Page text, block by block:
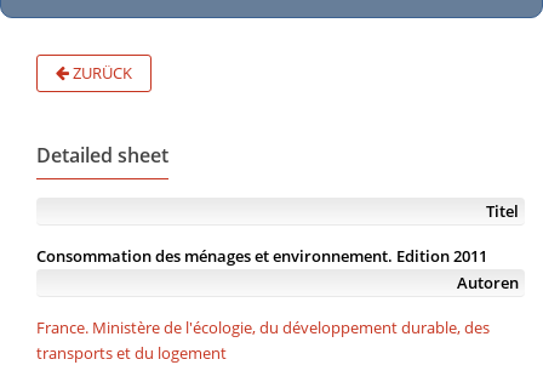
ZURÜCK
Detailed sheet
Titel
Consommation des ménages et environnement. Edition 2011
Autoren
France. Ministère de l'écologie, du développement durable, des
transports et du logement